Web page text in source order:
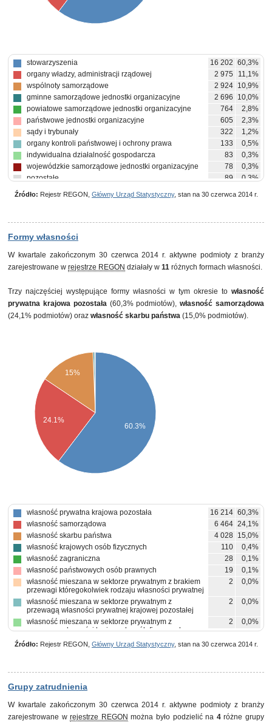
stowarzyszenia 16 202 60,3%
organy władzy, administracji rządowej
2 975
11,1%
wspólnoty samorządowe
2 924 10,9%
gminne samorządowe jednostki organizacyjne
2 696
10,0%
powiatowe samorządowe jednostki organizacyjne
764
2,8%
państwowe jednostki organizacyjne
605
2,3%
sądy i trybunały
322
1,2%
organy kontroli państwowej i ochrony prawa
133
0,5%
indywidualna działalność gospodarcza
83
0,3%
wojewódzkie samorządowe jednostki organizacyjne
78
0,3%
pozostałe
89 0,3%
Źródło: Rejestr REGON, Główny Urząd Statystyczny, stan na 30 czerwca 2014 r.
Formy własności
W kwartale zakończonym 30 czerwca 2014 r. aktywne podmioty z branży
zarejestrowane w rejestrze REGON działały w 11 różnych formach własności.
Trzy najczęściej występujące formy własności w tym okresie to własność
prywatna krajowa pozostała(60,3% podmiotów),własność samorządowa
(24,1% podmiotów) oraz własność skarbu państwa (15,0% podmiotów).
15%
24.1%
60.3%
własność prywatna krajowa pozostała 16 214 60,3%
własność samorządowa
6 464 24,1%
własność skarbu państwa
4 028 15,0%
własność krajowych osób fizycznych
110
0,4%
własność zagraniczna
28
0,1%
własność państwowych osób prawnych
19
0,1%
własność mieszana w sektorze prywatnym z brakiem
przewagi któregokolwiek rodzaju własności prywatnej
2 0,0%
własność mieszana w sektorze prywatnym z
przewagą własności prywatnej krajowej pozostałej
2 0,0%
własność mieszana w sektorze prywatnym z
przewagą własności krajowych osób fizycznych
2 0,0%
własność mieszana w sektorze prywatnym z
przewagą własności zagranicznej
1 0,0%
Źródło: Rejestr REGON, Główny Urząd Statystyczny, stan na 30 czerwca 2014 r.
Grupy zatrudnienia
W kwartale zakończonym 30 czerwca 2014 r. aktywne podmioty z branży
zarejestrowane wrejestrze REGON można było podzielić na 4różne grupy